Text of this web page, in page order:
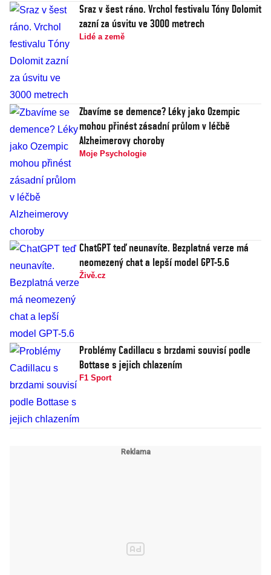
Sraz v šest ráno. Vrchol festivalu Tóny Dolomit
zazní za úsvitu ve 3000 metrech
Lidé a země
Zbavíme se demence? Léky jako Ozempic
mohou přinést zásadní průlom v léčbě
Alzheimerovy choroby
Moje Psychologie
ChatGPT teď neunavíte. Bezplatná verze má
neomezený chat a lepší model GPT-5.6
Živě.cz
Problémy Cadillacu s brzdami souvisí podle
Bottase s jejich chlazením
F1 Sport